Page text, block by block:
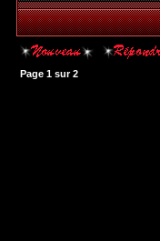
Page 1 sur2